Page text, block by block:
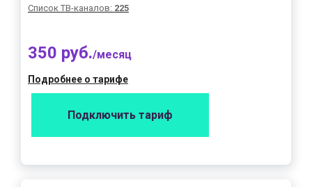
Список ТВ-каналов: 225
350 руб./месяц
Подробнее о тарифе
Подключить тариф